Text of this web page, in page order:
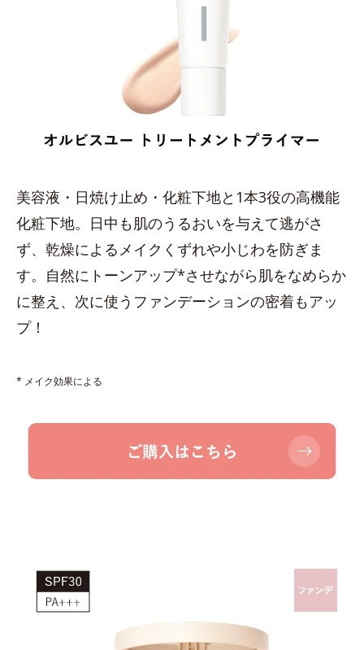
美容液・日焼け止め・化粧下地と1本3役の高機能
化粧下地。日中も肌のうるおいを与えて逃がさ
ず、乾燥によるメイクくずれや小じわを防ぎま
す。自然にトーンアップ*させながら肌をなめらか
に整え、次に使うファンデーションの密着もアッ
プ！
* メイク効果による